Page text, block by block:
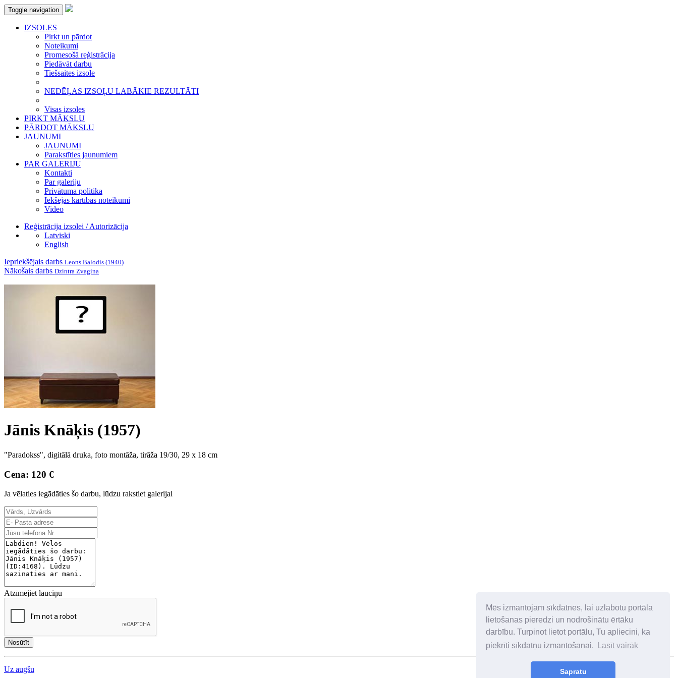
Mēs izmantojam sīkdatnes, lai uzlabotu portāla
lietošanas pieredzi un nodrošinātu ērtāku
darbību. Turpinot lietot portālu, Tu apliecini, ka
piekrīti sīkdatņu izmantošanai.
Lasīt vairāk
Sapratu
Toggle navigation
IZSOLES
Pirkt un pārdot
Noteikumi
Promesošā reģistrācija
Piedāvāt darbu
Tiešsaites izsole
NEDĒĻAS IZSOĻU LABĀKIE REZULTĀTI
Visas izsoles
PIRKT MĀKSLU
PĀRDOT MĀKSLU
JAUNUMI
JAUNUMI
Parakstīties jaunumiem
PAR GALERIJU
Kontakti
Par galeriju
Privātuma politika
Iekšējās kārtības noteikumi
Video
Reģistrācija izsolei / Autorizācija
Latviski
English
Iepriekšējais darbs Leons Balodis (1940)
Nākošais darbs Dzintra Zvagina
Jānis Knāķis (1957)
"Paradokss", digitālā druka, foto montāža, tirāža 19/30, 29 x 18 cm
Cena: 120 €
Ja vēlaties iegādāties šo darbu, lūdzu rakstiet galerijai
Atzīmējiet lauciņu
Nosūtīt
Uz augšu